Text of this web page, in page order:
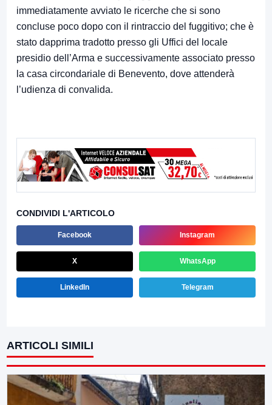
immediatamente avviato le ricerche che si sono
concluse poco dopo con il rintraccio del fuggitivo; che è
stato dapprima tradotto presso gli Uffici del locale
presidio dell’Arma e successivamente associato presso
la casa circondariale di Benevento, dove attenderà
l’udienza di convalida.
CONDIVIDI L'ARTICOLO
Facebook Instagram
X WhatsApp
LinkedIn Telegram
ARTICOLI SIMILI